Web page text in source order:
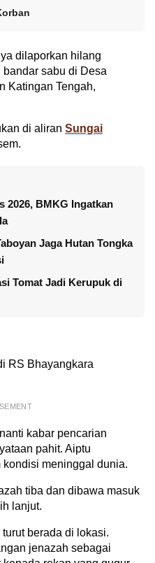
dilaporkan hilang
sabu di Desa
Katingan Tengah,
di aliran Sungai
2026, BMKG Ingatkan
Jaga Hutan Tongka
Tomat Jadi Kerupuk di
RS Bhayangkara
kabar pencarian
pahit. Aiptu
meninggal dunia.
tiba dan dibawa masuk
lanjut.
berada di lokasi.
jenazah sebagai